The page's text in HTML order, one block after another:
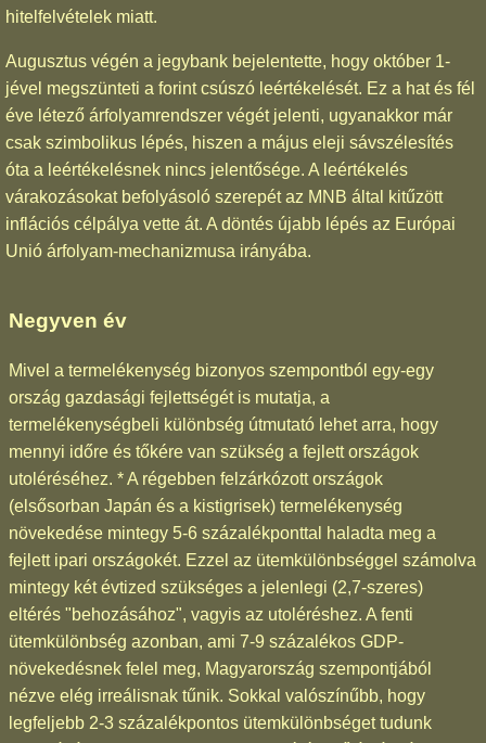
hitelfelvételek miatt.
Augusztus végén a jegybank bejelentette, hogy október 1-
jével megszünteti a forint csúszó leértékelését. Ez a hat és fél
éve létező árfolyamrendszer végét jelenti, ugyanakkor már
csak szimbolikus lépés, hiszen a május eleji sávszélesítés
óta a leértékelésnek nincs jelentősége. A leértékelés
várakozásokat befolyásoló szerepét az MNB által kitűzött
inflációs célpálya vette át. A döntés újabb lépés az Európai
Unió árfolyam-mechanizmusa irányába.
Negyven év
Mivel a termelékenység bizonyos szempontból egy-egy
ország gazdasági fejlettségét is mutatja, a
termelékenységbeli különbség útmutató lehet arra, hogy
mennyi időre és tőkére van szükség a fejlett országok
utoléréséhez. * A régebben felzárkózott országok
(elsősorban Japán és a kistigrisek) termelékenység
növekedése mintegy 5-6 százalékponttal haladta meg a
fejlett ipari országokét. Ezzel az ütemkülönbséggel számolva
mintegy két évtized szükséges a jelenlegi (2,7-szeres)
eltérés "behozásához", vagyis az utoléréshez. A fenti
ütemkülönbség azonban, ami 7-9 százalékos GDP-
növekedésnek felel meg, Magyarország szempontjából
nézve elég irreálisnak tűnik. Sokkal valószínűbb, hogy
legfeljebb 2-3 százalékpontos ütemkülönbséget tudunk